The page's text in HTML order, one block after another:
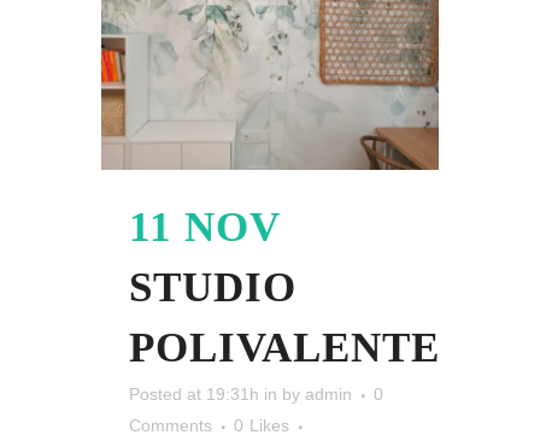
11 NOV
STUDIO
POLIVALENTE
Posted at 19:31h in by admin
0
Comments
0 Likes